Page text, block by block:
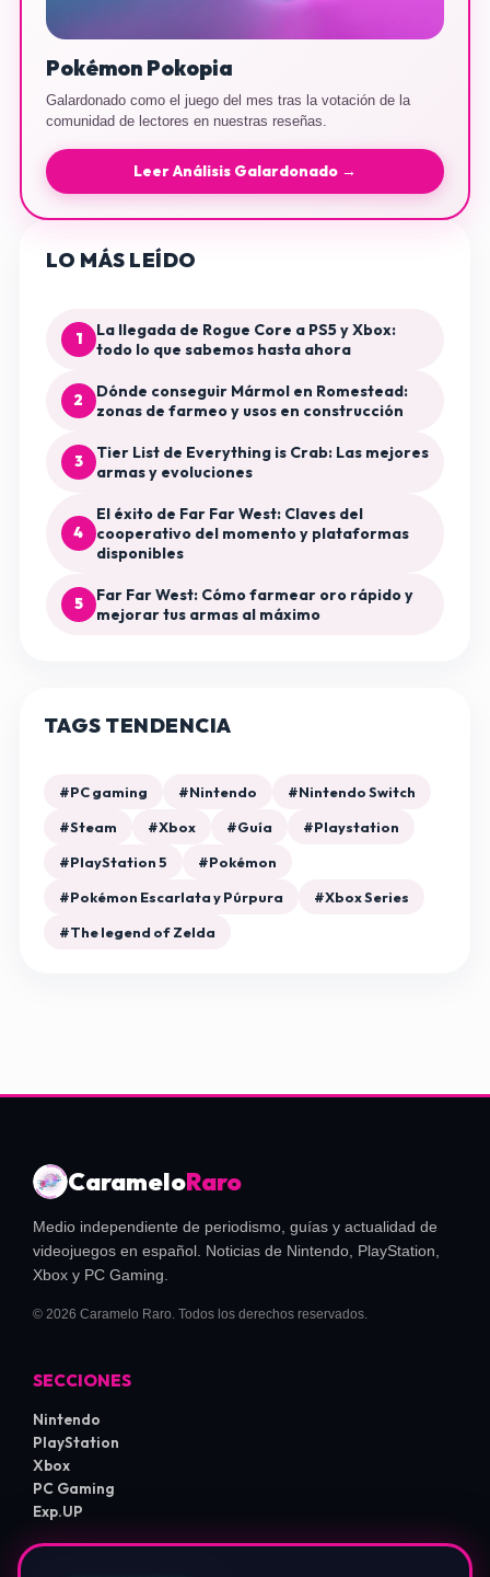
Pokémon Pokopia
Galardonado como el juego del mes tras la votación de la
comunidad de lectores en nuestras reseñas.
Leer Análisis Galardonado →
LO MÁS LEÍDO
1
La llegada de Rogue Core a PS5 y Xbox:
todo lo que sabemos hasta ahora
2
Dónde conseguir Mármol en Romestead:
zonas de farmeo y usos en construcción
3
Tier List de Everything is Crab: Las mejores
armas y evoluciones
4
El éxito de Far Far West: Claves del
cooperativo del momento y plataformas
disponibles
5
Far Far West: Cómo farmear oro rápido y
mejorar tus armas al máximo
TAGS TENDENCIA
#PC gaming #Nintendo
#Nintendo Switch
#Steam
#Xbox #Guía
#Playstation
#PlayStation 5
#Pokémon
#Pokémon Escarlata y Púrpura
#Xbox Series
#The legend of Zelda
CarameloRaro
Medio independiente de periodismo, guías y actualidad de
videojuegos en español. Noticias de Nintendo, PlayStation,
Xbox y PC Gaming.
© 2026 Caramelo Raro. Todos los derechos reservados.
SECCIONES
Nintendo
PlayStation
Xbox
PC Gaming
Exp.UP